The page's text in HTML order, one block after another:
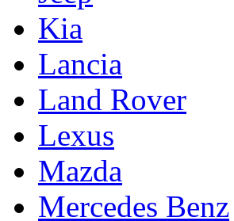
Kia
Lancia
Land Rover
Lexus
Mazda
Mercedes Benz